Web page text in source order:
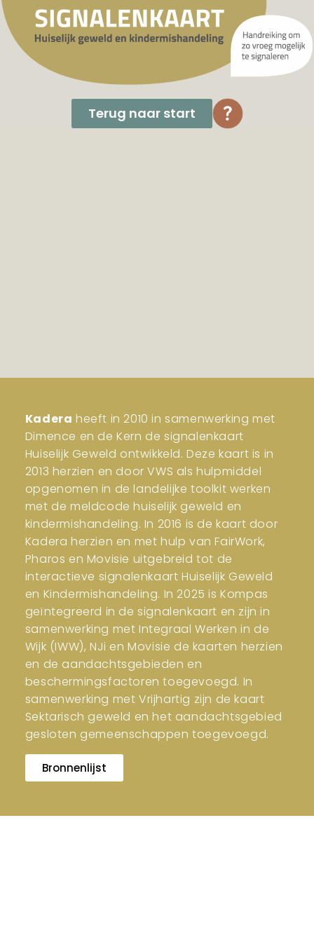
Terug naar start
Kadera heeft in 2010 in samenwerking met
Dimence en de Kern de signalenkaart
Huiselijk Geweld ontwikkeld. Deze kaart is in
2013 herzien en door VWS als hulpmiddel
opgenomen in de landelijke toolkit werken
met de meldcode huiselijk geweld en
kindermishandeling. In 2016 is de kaart door
Kadera herzien en met hulp van FairWork,
Pharos en Movisie uitgebreid tot de
interactieve signalenkaart Huiselijk Geweld
en Kindermishandeling. In 2025 is Kompas
geïntegreerd in de signalenkaart en zijn in
samenwerking met Integraal Werken in de
Wijk (IWW), NJi en Movisie de kaarten herzien
en de aandachtsgebieden en
beschermingsfactoren toegevoegd. In
samenwerking met Vrijhartig zijn de kaart
Sektarisch geweld en het aandachtsgebied
gesloten gemeenschappen toegevoegd.
Bronnenlijst